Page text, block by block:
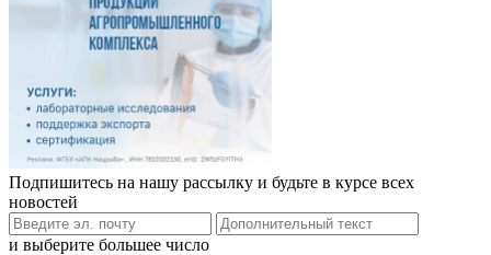
Подпишитесь на нашу рассылку и будьте в курсе всех
новостей
и выберите большее число